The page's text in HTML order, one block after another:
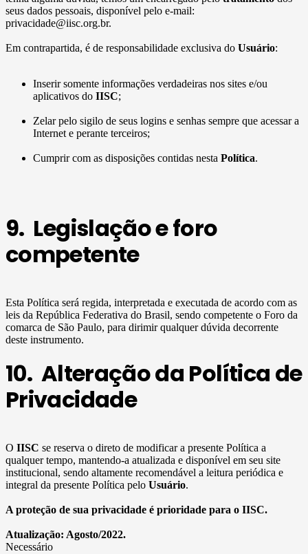
seus dados pessoais, disponível pelo e-mail:
privacidade@iisc.org.br.
Em contrapartida, é de responsabilidade exclusiva do Usuário:
Inserir somente informações verdadeiras nos sites e/ou
aplicativos do IISC;
Zelar pelo sigilo de seus logins e senhas sempre que acessar a
Internet e perante terceiros;
Cumprir com as disposições contidas nesta Política.
9. Legislação e foro
competente
Esta Política será regida, interpretada e executada de acordo com as
leis da República Federativa do Brasil, sendo competente o Foro da
comarca de São Paulo, para dirimir qualquer dúvida decorrente
deste instrumento.
10. Alteração da Política de
Privacidade
O IISC se reserva o direto de modificar a presente Política a
qualquer tempo, mantendo-a atualizada e disponível em seu site
institucional, sendo altamente recomendável a leitura periódica e
integral da presente Política pelo Usuário.
A proteção de sua privacidade é prioridade para o IISC.
Atualização: Agosto/2022.
Necessário